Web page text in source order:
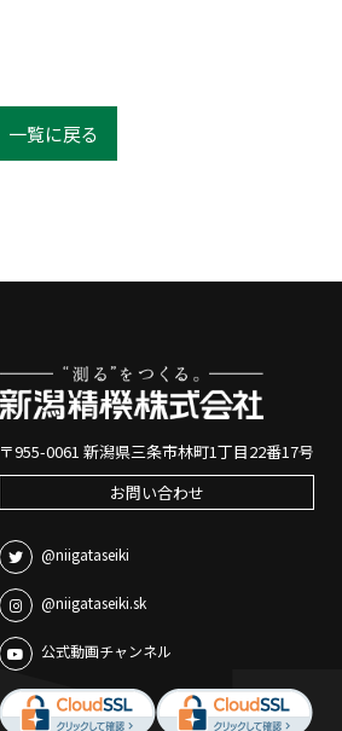
一覧に戻る
〒955-0061 新潟県三条市林町1丁目22番17号
お問い合わせ
@niigataseiki
@niigataseiki.sk
公式動画チャンネル